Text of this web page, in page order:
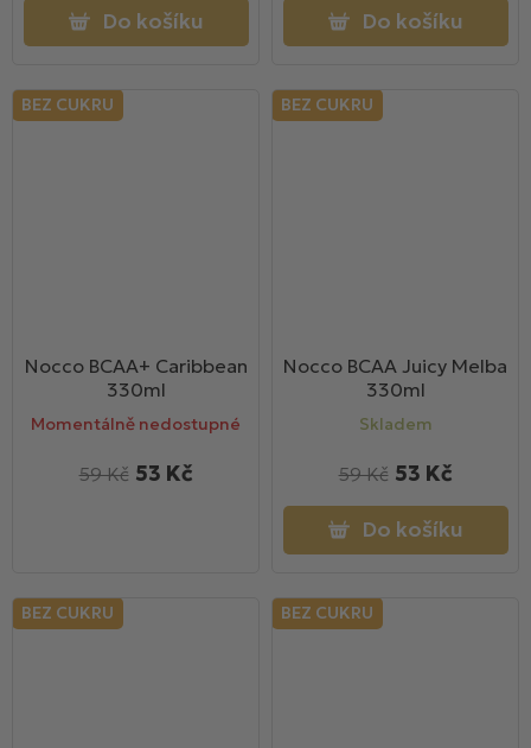
Do košíku Do košíku
BEZ CUKRU
Nocco BCAA+ Caribbean
330ml
Momentálně nedostupné
53 Kč
59 Kč
BEZ CUKRU
Nocco BCAA Juicy Melba
330ml
Skladem
53 Kč
59 Kč
Do košíku
BEZ CUKRU BEZ CUKRU